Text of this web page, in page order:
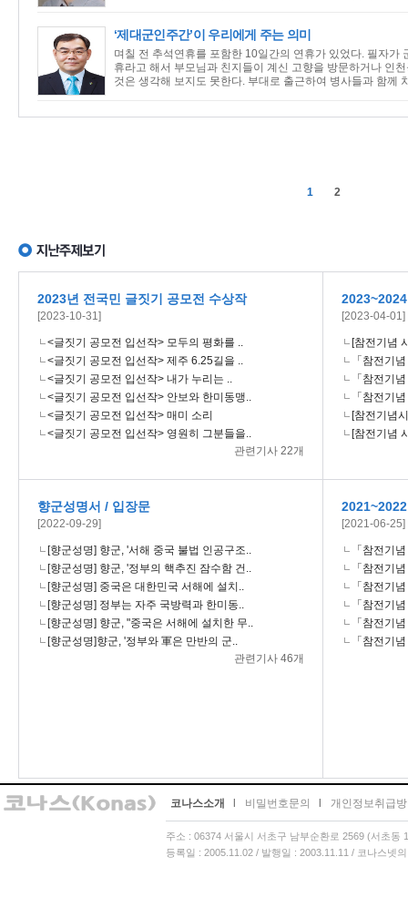
‘제대군인주간’이 우리에게 주는 의미
며칠 전 추석연휴를 포함한 10일간의 연휴가 있었다. 필자가
휴라고 해서 부모님과 친지들이 계신 고향을 방문하거나 인
것은 생각해 보지도 못한다. 부대로 출근하여 병사들과 함께
1 2
2023년 전국민 글짓기 공모전 수상작
[2023-10-31]
<글짓기 공모전 입선작> 모두의 평화를 ..
<글짓기 공모전 입선작> 제주 6.25길을 ..
<글짓기 공모전 입선작> 내가 누리는 ..
<글짓기 공모전 입선작> 안보와 한미동맹..
<글짓기 공모전 입선작> 매미 소리
<글짓기 공모전 입선작> 영원히 그분들을..
관련기사 22개
[2023-04-01]
[참전기념
「참전기
「참전기
「참전기
[참전기념
[참전기념
향군성명서 / 입장문
[2022-09-29]
[향군성명] 향군, '서해 중국 불법 인공구조..
[향군성명] 향군, '정부의 핵추진 잠수함 건..
[향군성명] 중국은 대한민국 서해에 설치..
[향군성명] 정부는 자주 국방력과 한미동..
[향군성명] 향군, "중국은 서해에 설치한 무..
[향군성명]향군, '정부와 軍은 만반의 군..
관련기사 46개
[2021-06-25]
「참전기
「참전기
「참전기
「참전기
「참전기
「참전기
코나스소개 비밀번호문의 개인정보취급
주소 : 06374 서울시 서초구 남부순환로 2569 (서초
등록일 : 2005.11.02 / 발행일 : 2003.11.11 / 코나스넷